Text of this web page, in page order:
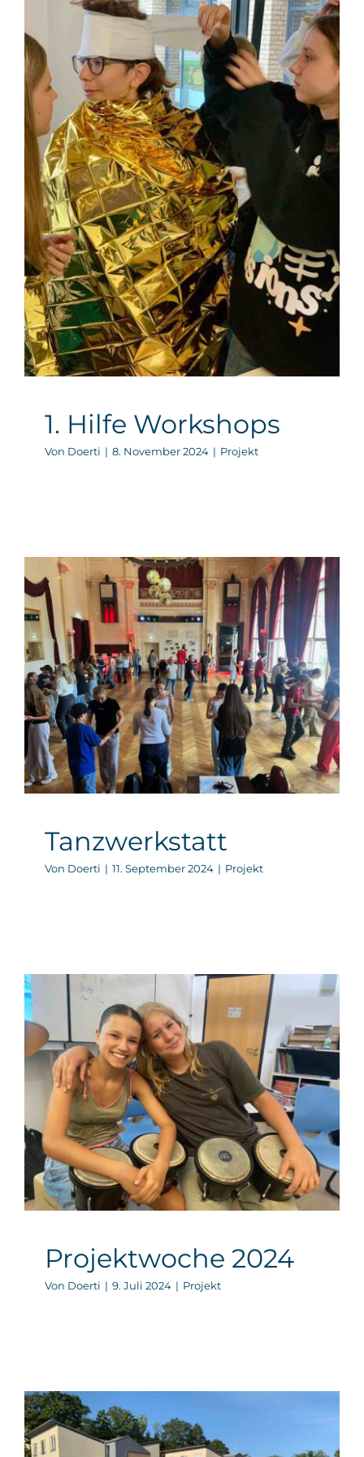
1. Hilfe Workshops
Projekt
1. Hilfe Workshops
Von Doerti | 8. November 2024 | Projekt
Tanzwerkstatt
Projekt
Tanzwerkstatt
Von Doerti | 11. September 2024 | Projekt
Projektwoche 2024
Projekt
Projektwoche 2024
Von Doerti | 9. Juli 2024 | Projekt